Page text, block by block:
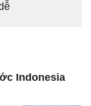
Indonesia